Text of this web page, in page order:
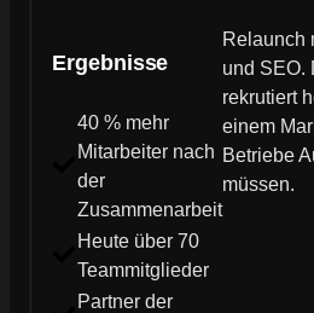
Ergebnisse
40 % mehr
Mitarbeiter nach
der
Zusammenarbeit
Heute über 70
Teammitglieder
Partner der
Relaunch
und SEO.
rekrutiert
einem
Betriebe
müssen.